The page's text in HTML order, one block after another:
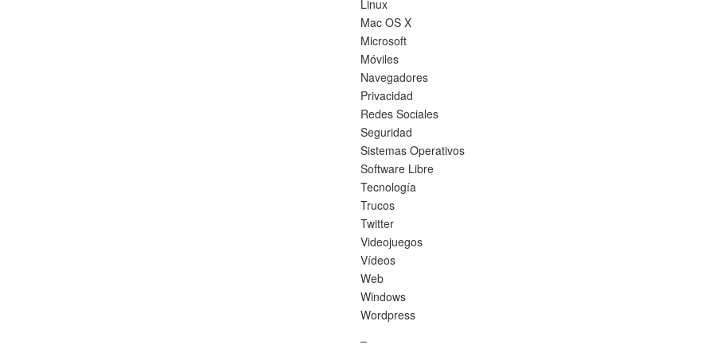
Linux
Mac OS X
Microsoft
Móviles
Navegadores
Privacidad
Redes Sociales
Seguridad
Sistemas Operativos
Software Libre
Tecnología
Trucos
Twitter
Videojuegos
Vídeos
Web
Windows
Wordpress
–